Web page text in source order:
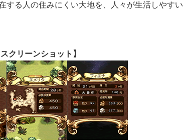
する人の住みにくい大地を、人々が生活しやすい
スクリーンショット】